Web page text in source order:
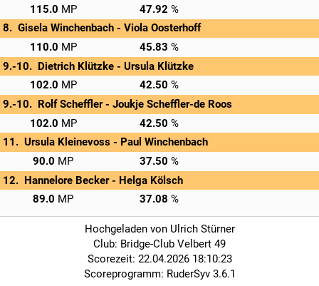
Privatscore
115.0
47.92
Gisela Winchenbach - Viola Oosterhoff
Privatscore
110.0
45.83
Dietrich Klützke - Ursula Klützke
Privatscore
102.0
42.50
Rolf Scheffler - Joukje Scheffler-de Roos
Privatscore
102.0
42.50
Ursula Kleinevoss - Paul Winchenbach
Privatscore
90.0
37.50
Hannelore Becker - Helga Kölsch
Privatscore
89.0 37.08
Hochgeladen von Ulrich Stürner
Club: Bridge-Club Velbert 49
Scorezeit: 22.04.2026 18:10:23
Scoreprogramm: RuderSyv 3.6.1